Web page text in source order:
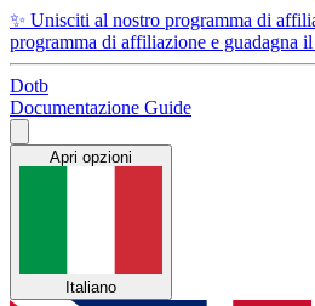
✨ Unisciti al nostro programma di
programma di affiliazione e guadagna
Dotb
Documentazione Guide
Apri opzioni
Italiano